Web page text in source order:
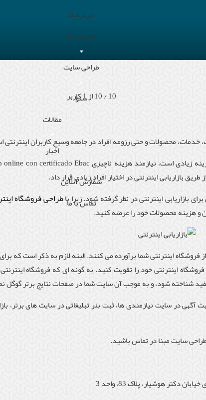
درباره ما
خدمات ما
طراحی سایت
سئو
مقالات
اخبار
سفارش آنلاین
تماس با ما
10
/
10از1کاربر
خدمات، محصولات و حتی رزومه افراد در جامعه وسیع کاربران
زیادی است، نیازمند هزینه ناچیزیonline con certificado Ebac
بازاریابی اینترنتی در اختیار افراد زیادی قرار داد.
بازاریابی اینترنتی در نظر گرفته شود. زیرا باطراحی فروشگاه
و هزینه محصولات خود را عرضه کنید.
اینترنتی شما برآورده می کنند. البته لازم به ذکر است که
فروشگاه اینترنتی خود را تقویت کنید. به گونه ای که فروشگاه
شناخته شود، و به موجب آن سایت شما در صفحات نتایج برتر گوگل
آگهی در سایت نیازمندی ها، ثبت بنر تبلیغاتی در سایت های برتر،
سایت مبنا در تماس باشید.
دکتر هوشیار، پلاک 83، واحد 3